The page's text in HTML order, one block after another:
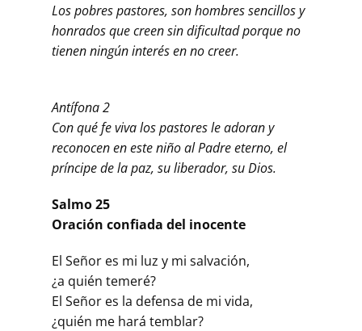
Los pobres pastores, son hombres sencillos y
honrados que creen sin dificultad porque no
tienen ningún interés en no creer.
Antífona 2
Con qué fe viva los pastores le adoran y
reconocen en este niño al Padre eterno, el
príncipe de la paz, su liberador, su Dios.
Salmo 25
Oración confiada del inocente
El Señor es mi luz y mi salvación,
¿a quién temeré?
El Señor es la defensa de mi vida,
¿quién me hará temblar?